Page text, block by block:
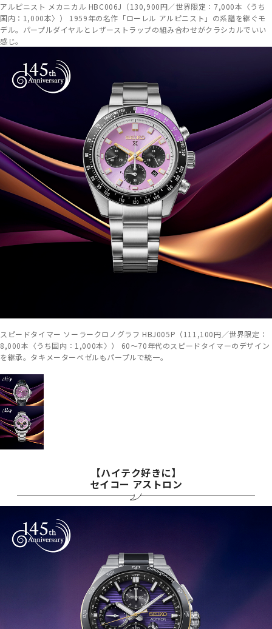
アルピニスト メカニカル HBC006J（130,900円／世界限定：7,000本〈うち
国内：1,000本〉） 1959年の名作「ローレル アルピニスト」の系譜を継ぐモ
デル。パープルダイヤルとレザーストラップの組み合わせがクラシカルでいい
感じ。
スピードタイマー ソーラークロノグラフ HBJ005P（111,100円／世界限定：
8,000本〈うち国内：1,000本〉） 60～70年代のスピードタイマーのデザイン
を継承。タキメーターベゼルもパープルで統一。
【ハイテク好きに】
セイコー アストロン